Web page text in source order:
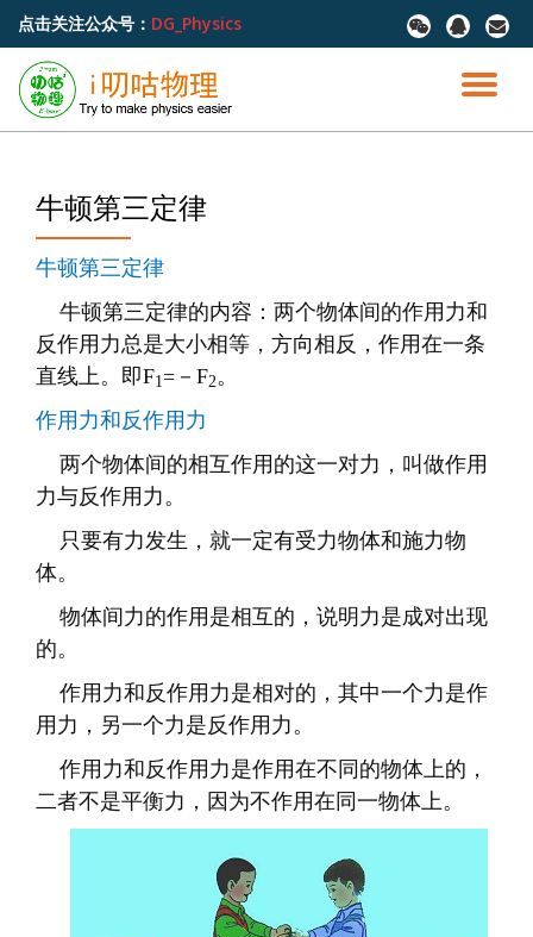
容
点击关注公众号： DG_Physics
fa-
wechat
fa-
qq
fa-
切
牛顿第三定律
牛顿第三定律
牛顿第三定律的内容：两个物体间的作用力和
反作用力总是大小相等，方向相反，作用在一条
直线上。即F1=－F2。
作用力和反作用力
两个物体间的相互作用的这一对力，叫做作用
力与反作用力。
只要有力发生，就一定有受力物体和施力物
体。
物体间力的作用是相互的，说明力是成对出现
的。
作用力和反作用力是相对的，其中一个力是作
用力，另一个力是反作用力。
作用力和反作用力是作用在不同的物体上的，
二者不是平衡力，因为不作用在同一物体上。